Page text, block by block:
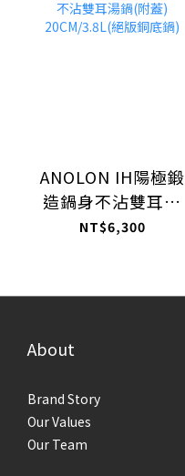
ANOLON IH陽極鍛
造鍋身不沾雙耳湯
鍋(附蓋)
NT$6,300
About
Brand Story
Our Values
Our Team